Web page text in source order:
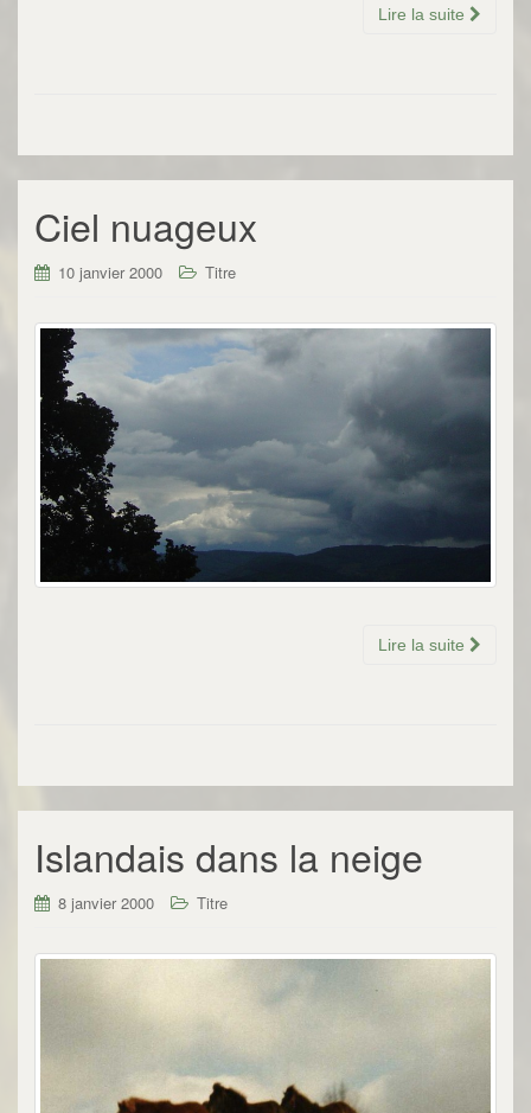
Lire la suite
Ciel nuageux
10 janvier 2000 Titre
Lire la suite
Islandais dans la neige
8 janvier 2000 Titre